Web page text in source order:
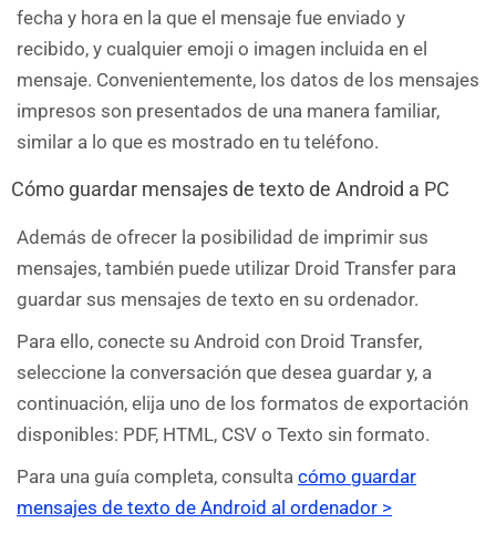
fecha y hora en la que el mensaje fue enviado y
recibido, y cualquier emoji o imagen incluida en el
mensaje. Convenientemente, los datos de los mensajes
impresos son presentados de una manera familiar,
similar a lo que es mostrado en tu teléfono.
Cómo guardar mensajes de texto de Android a PC
Además de ofrecer la posibilidad de imprimir sus
mensajes, también puede utilizar Droid Transfer para
guardar sus mensajes de texto en su ordenador.
Para ello, conecte su Android con Droid Transfer,
seleccione la conversación que desea guardar y, a
continuación, elija uno de los formatos de exportación
disponibles: PDF, HTML, CSV o Texto sin formato.
Para una guía completa, consulta cómo guardar
mensajes de texto de Android al ordenador >